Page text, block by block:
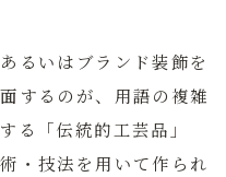
るいはブランド装飾を
するのが、用語の複雑
る「伝統的工芸品」
・技法を用いて作られ